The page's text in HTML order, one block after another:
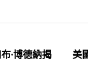
·博德納揭
美